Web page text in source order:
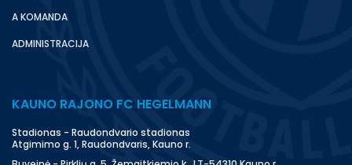
A KOMANDA
ADMINISTRACIJA
KAUNO RAJONO FC HEGELMANN
Stadionas - Raudondvario stadionas
Atgimimo g. 1, Raudondvaris, Kauno r.